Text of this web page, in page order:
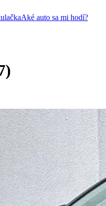
Aké auto sa mi hodí?